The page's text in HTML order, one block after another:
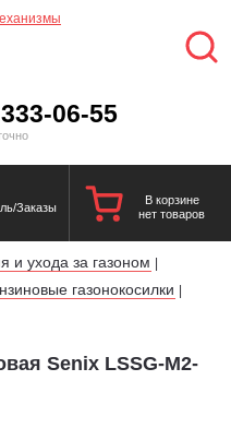
06-55
Заказы
В корзине
нет товаров
и ухода за газоном |
газонокосилки |
Senix LSSG-M2-